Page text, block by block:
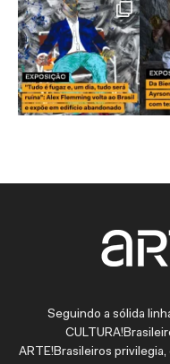
Seguindo a sólida
ARTE!Brasileiros